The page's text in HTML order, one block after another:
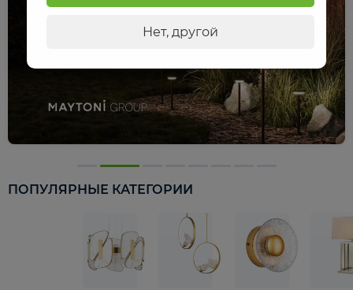
ПОПУЛЯРНЫЕ КАТЕГОРИИ
Нет, другой